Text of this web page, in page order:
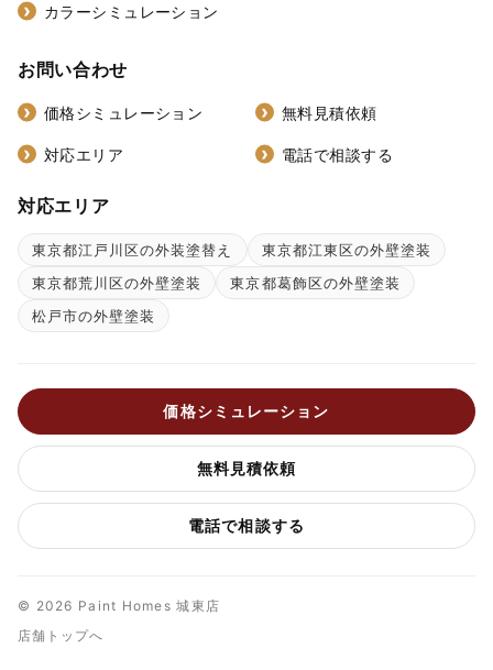
カラーシミュレーション
お問い合わせ
価格シミュレーション 無料見積依頼
対応エリア 電話で相談する
対応エリア
東京都江戸川区の外装塗替え
東京都江東区の外壁塗装
東京都荒川区の外壁塗装
東京都葛飾区の外壁塗装
松戸市の外壁塗装
価格シミュレーション
無料見積依頼
電話で相談する
© 2026 Paint Homes 城東店
店舗トップへ